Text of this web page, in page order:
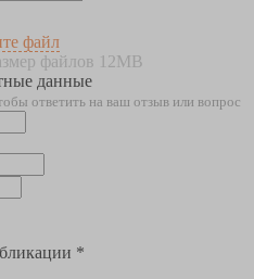
файл
файлов 12MB
данные
ответить на ваш отзыв или вопрос
*